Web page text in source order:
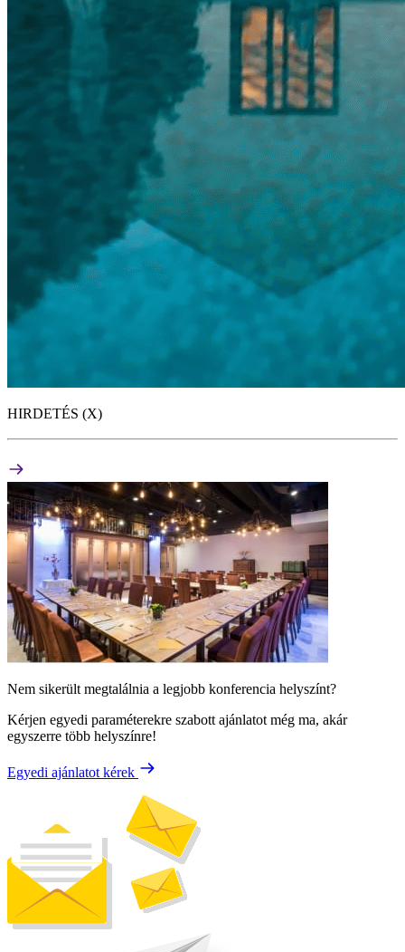
HIRDETÉS (X)
Nem sikerült megtalálnia a legjobb konferencia helyszínt?
Kérjen egyedi paraméterekre szabott ajánlatot még ma, akár
egyszerre több helyszínre!
Egyedi ajánlatot kérek